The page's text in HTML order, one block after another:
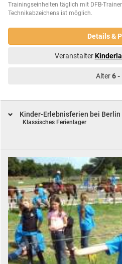
Trainingseinheiten täglich mit DFB-
Technikabzeichens ist möglich.
Details &
Veranstalter
Alter6 -
Kinder-Erlebnisferien bei
Klassisches Ferienlager